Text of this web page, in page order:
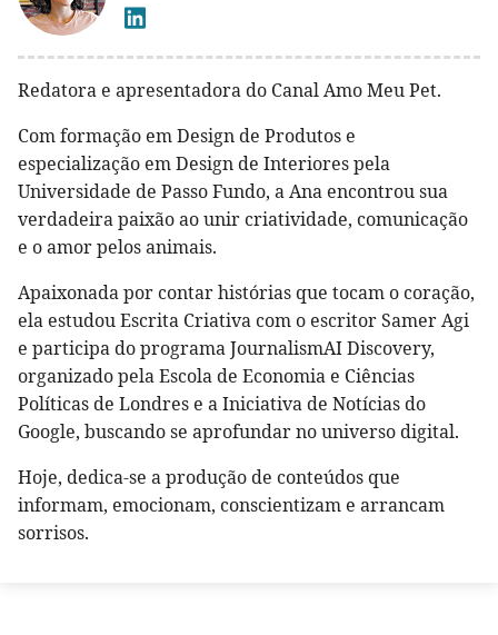
Redatora e apresentadora do Canal Amo Meu Pet.
Com formação em Design de Produtos e
especialização em Design de Interiores pela
Universidade de Passo Fundo, a Ana encontrou sua
verdadeira paixão ao unir criatividade, comunicação
e o amor pelos animais.
Apaixonada por contar histórias que tocam o coração,
ela estudou Escrita Criativa com o escritor Samer Agi
e participa do programa JournalismAI Discovery,
organizado pela Escola de Economia e Ciências
Políticas de Londres e a Iniciativa de Notícias do
Google, buscando se aprofundar no universo digital.
Hoje, dedica-se a produção de conteúdos que
informam, emocionam, conscientizam e arrancam
sorrisos.